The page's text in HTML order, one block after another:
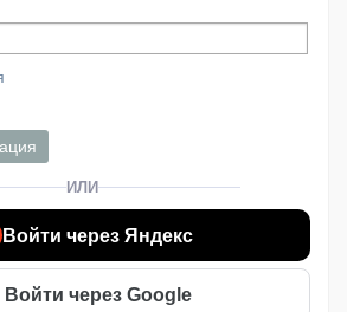
ИЛИ
Войти через Яндекс
Войти через Google